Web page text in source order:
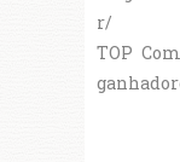
r/
TOP